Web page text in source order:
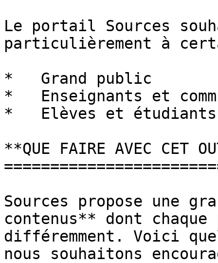
Le portail Sources
particulièrement à
*   Grand public
*   Enseignants et
*   Elèves et étudiants
**QUE FAIRE AVEC CET
Sources propose une
contenus** dont
différemment. Voici
nous souhaitons